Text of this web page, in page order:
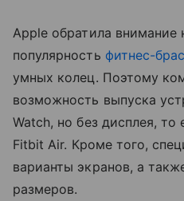
Apple обратила
популярность фитнес-
умных колец. Поэтому
возможность выпуска
Watch, но без дисплея, то
Fitbit Air. Кроме того,
варианты экранов, а
размеров.